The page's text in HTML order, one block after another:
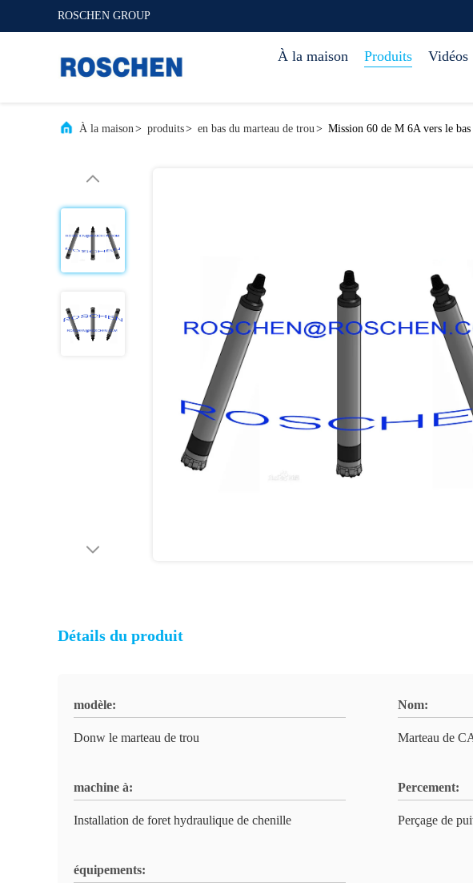
ROSCHEN GROUP
À la maison Produits Vidéos
À la maison> produits> en bas du marteau de trou> Mission 60 de M 6A vers le
Détails du produit
modèle:
Donw le marteau de trou
Nom:
Marteau de
machine à:
Installation de foret hydraulique de chenille
Percement:
Perçage de
équipements: